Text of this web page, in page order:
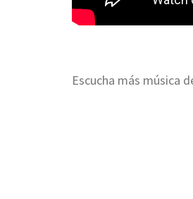
Escucha más música